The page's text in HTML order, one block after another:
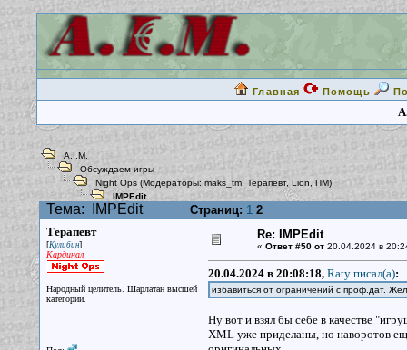
Главная Помощь
A.I.M.
Обсуждаем игры
Night Ops (Модераторы: maks_tm, Терапевт, Lion ПМ)
IMPEdit
Тема: IMPEdit Страниц: 1 2
Терапевт
[Кулибин]
Кардинал
Народный целитель. Шарлатан высшей
категории.
Re: IMPEdit
« Ответ #50 от20.04.2024 в
20.04.2024 в 20:08:18, Raty писал(a):
избавиться от ограничений с проф.дат.
Ну вот и взял бы себе в качестве
XML уже приделаны, но наворотов